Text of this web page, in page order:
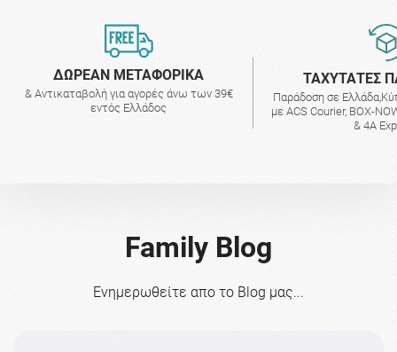
ΔΩΡΕΑΝ ΜΕΤΑΦΟΡΙΚΑ
& Αντικαταβολή για αγορές άνω των 39€
εντός Ελλάδος
ΤΑΧΥΤΑΤΕΣ
Παράδοση σε
με ACS Courier, BOX-
& 4A
Family Blog
Ενημερωθείτε απο το Blog μας...